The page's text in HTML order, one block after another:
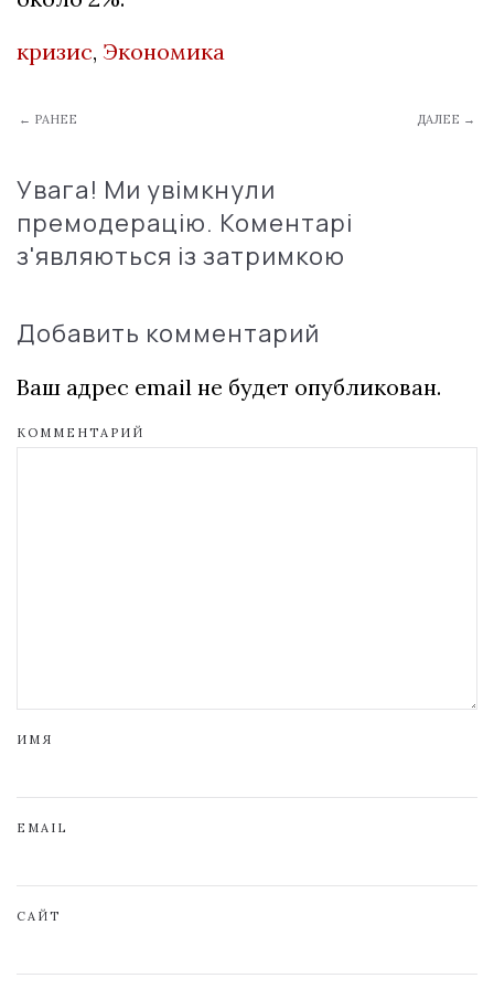
кризис, Экономика
← РАНЕЕ ДАЛЕЕ →
Увага! Ми увімкнули
премодерацію. Коментарі
з'являються із затримкою
Добавить комментарий
Ваш адрес email не будет опубликован.
КОММЕНТАРИЙ
ИМЯ
EMAIL
САЙТ